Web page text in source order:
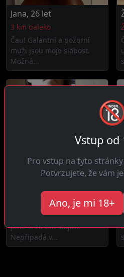
Jana, 26 let
3 km daleko
Čau! Galantní a pozorní
muži jsou moje slabost.
Možná...
Petra, 22 let
7 km daleko
Ahoj! Vysoké standardy a
plně si za tím stojím.
Nepřipadá v...
Vstup od
Pro vstup na tyto
Potvrzujete, že vám
Ano, je mi 18+